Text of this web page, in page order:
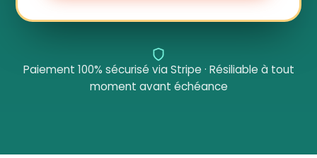
Paiement 100% sécurisé via Stripe · Résiliable à tout
moment avant échéance